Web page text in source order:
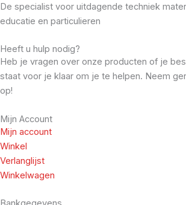
De specialist voor uitdagende techniek
educatie en particulieren
Heeft u hulp nodig?
Heb je vragen over onze producten of je
staat voor je klaar om je te helpen. Neem
op!
Mijn Account
Mijn account
Winkel
Verlanglijst
Winkelwagen